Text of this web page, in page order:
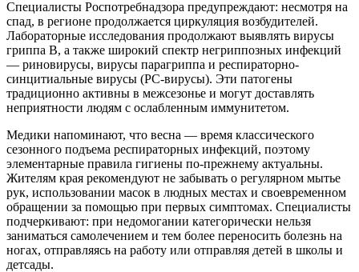
Специалисты Роспотребнадзора предупреждают: несмотря на
спад, в регионе продолжается циркуляция возбудителей.
Лабораторные исследования продолжают выявлять вирусы
гриппа В, а также широкий спектр негриппозных инфекций
— риновирусы, вирусы парагриппа и респираторно-
синцитиальные вирусы (РС-вирусы). Эти патогены
традиционно активны в межсезонье и могут доставлять
неприятности людям с ослабленным иммунитетом.
Медики напоминают, что весна — время классического
сезонного подъема респираторных инфекций, поэтому
элементарные правила гигиены по-прежнему актуальны.
Жителям края рекомендуют не забывать о регулярном мытье
рук, использовании масок в людных местах и своевременном
обращении за помощью при первых симптомах. Специалисты
подчеркивают: при недомогании категорически нельзя
заниматься самолечением и тем более переносить болезнь на
ногах, отправляясь на работу или отправляя детей в школы и
детсады.